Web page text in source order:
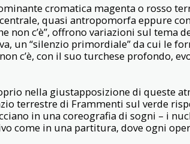
cromatica magenta o rosso
quasi antropomorfa eppure
non c’è”, offrono variazioni sul
un “silenzio primordiale” da cui le
c’è, con il suo turchese profondo,
nella giustapposizione di queste
terrestre di Frammenti sul verde
in una coreografia di sogni – i
come in una partitura, dove ogni